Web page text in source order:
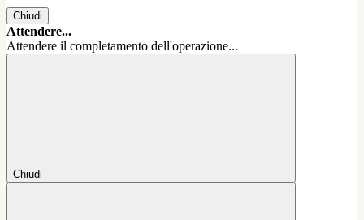
Chiudi
Attendere...
Attendere il completamento dell'operazione...
Chiudi